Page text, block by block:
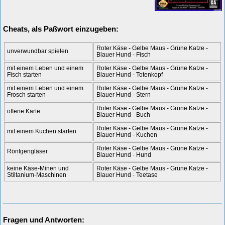
Cheats, als Paßwort einzugeben:
unverwundbar spielen
Roter Käse - Gelbe Maus - Grüne Katze -
Blauer Hund - Fisch
mit einem Leben und einem
Fisch starten
Roter Käse - Gelbe Maus - Grüne Katze -
Blauer Hund - Totenkopf
mit einem Leben und einem
Frosch starten
Roter Käse - Gelbe Maus - Grüne Katze -
Blauer Hund - Stern
offene Karte
Roter Käse - Gelbe Maus - Grüne Katze -
Blauer Hund - Buch
mit einem Kuchen starten
Roter Käse - Gelbe Maus - Grüne Katze -
Blauer Hund - Kuchen
Röntgengläser
Roter Käse - Gelbe Maus - Grüne Katze -
Blauer Hund - Hund
keine Käse-Minen und
Stiltanium-Maschinen
Roter Käse - Gelbe Maus - Grüne Katze -
Blauer Hund - Teetase
Fragen und Antworten: